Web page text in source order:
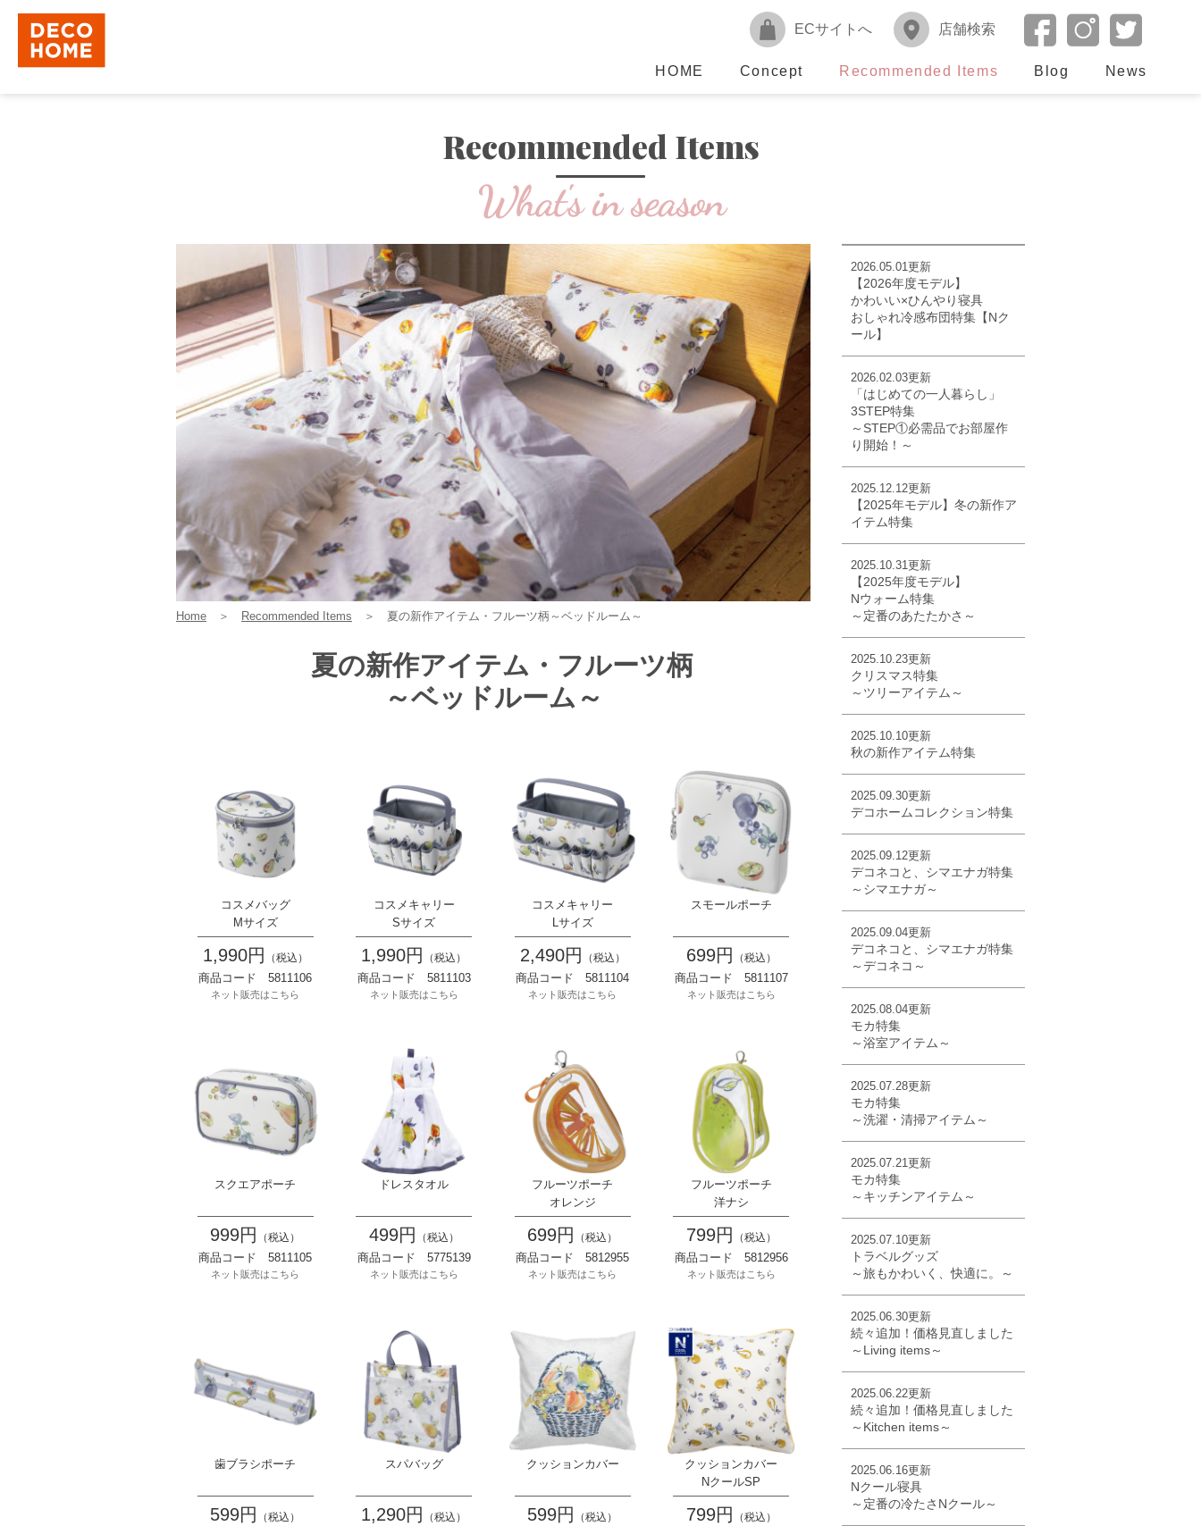
HOME Concept Recommended Items Blog News
ECサイトへ 店舗検索
Recommended Items
Home ＞ Recommended Items ＞ 夏の新作アイテム・フルーツ柄～ベッドルーム～
夏の新作アイテム・フルーツ柄
～ベッドルーム～
コスメバッグ
Mサイズ
1,990円 （税込）
商品コード 5811106
ネット販売はこちら
コスメキャリー
Sサイズ
1,990円 （税込）
商品コード 5811103
ネット販売はこちら
コスメキャリー
Lサイズ
2,490円 （税込）
商品コード 5811104
ネット販売はこちら
スモールポーチ
699円 （税込）
商品コード 5811107
ネット販売はこちら
スクエアポーチ
999円 （税込）
商品コード 5811105
ネット販売はこちら
ドレスタオル
499円 （税込）
商品コード 5775139
ネット販売はこちら
フルーツポーチ
オレンジ
699円 （税込）
商品コード 5812955
ネット販売はこちら
フルーツポーチ
洋ナシ
799円 （税込）
商品コード 5812956
ネット販売はこちら
歯ブラシポーチ
599円 （税込）
スパバッグ
1,290円 （税込）
クッションカバー
599円 （税込）
クッションカバー
NクールSP
799円 （税込）
2026.05.01更新
【2026年度モデル】
かわいい×ひんやり寝具
おしゃれ冷感布団特集【Nク
ール】
2026.02.03更新
「はじめての一人暮らし」
3STEP特集
～STEP①必需品でお部屋作
り開始！～
2025.12.12更新
【2025年モデル】冬の新作ア
イテム特集
2025.10.31更新
【2025年度モデル】
Nウォーム特集
～定番のあたたかさ～
2025.10.23更新
クリスマス特集
～ツリーアイテム～
2025.10.10更新
秋の新作アイテム特集
2025.09.30更新
デコホームコレクション特集
2025.09.12更新
デコネコと、シマエナガ特集
～シマエナガ～
2025.09.04更新
デコネコと、シマエナガ特集
～デコネコ～
2025.08.04更新
モカ特集
～浴室アイテム～
2025.07.28更新
モカ特集
～洗濯・清掃アイテム～
2025.07.21更新
モカ特集
～キッチンアイテム～
2025.07.10更新
トラベルグッズ
～旅もかわいく、快適に。～
2025.06.30更新
続々追加！価格見直しました
～Living items～
2025.06.22更新
続々追加！価格見直しました
～Kitchen items～
2025.06.16更新
Nクール寝具
～定番の冷たさNクール～